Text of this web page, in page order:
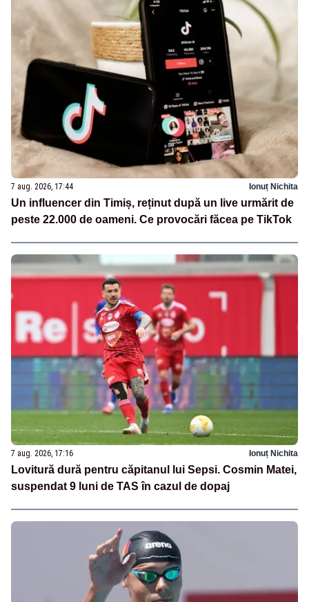
7 aug. 2026, 17:44 Ionuț Nichita
Un influencer din Timiș, reținut după un live urmărit de
peste 22.000 de oameni. Ce provocări făcea pe TikTok
7 aug. 2026, 17:16 Ionuț Nichita
Lovitură dură pentru căpitanul lui Sepsi. Cosmin Matei,
suspendat 9 luni de TAS în cazul de dopaj